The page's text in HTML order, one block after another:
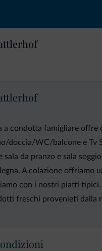
a condotta famigliare
doccia/WC/balcone e Tv
sala da pranzo e sala
A colazione offriamo
con i nostri piatti
freschi provenieti dalla